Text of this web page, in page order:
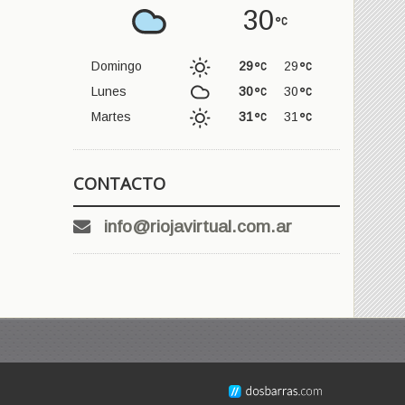
30
Domingo 29
29
Lunes
30
30
Martes
31
31
CONTACTO
info@riojavirtual.com.ar